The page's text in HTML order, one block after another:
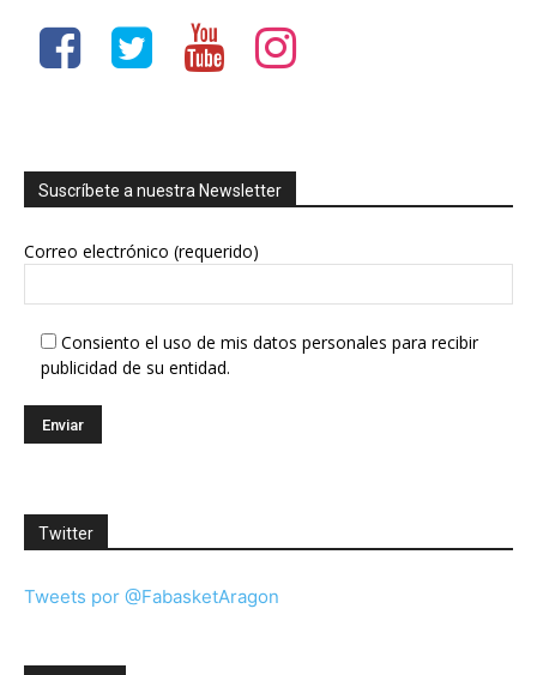
Suscríbete a nuestra Newsletter
Correo electrónico (requerido)
Consiento el uso de mis datos personales para recibir
publicidad de su entidad.
Twitter
Tweets por @FabasketAragon